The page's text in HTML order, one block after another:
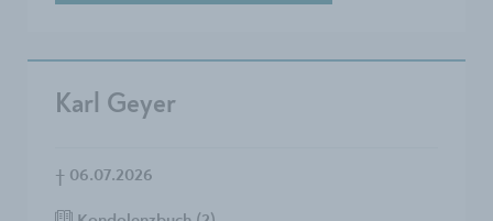
Karl Geyer
† 06.07.2026